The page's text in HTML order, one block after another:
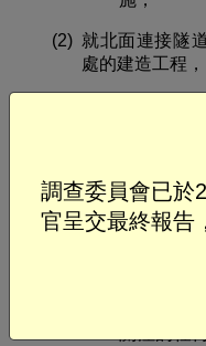
(2) 就北面連接隧
處的建造工程，
的事實和
存文件紀
採用的物
當地備存
就引起公
調查委員會已於
官呈交最終報告